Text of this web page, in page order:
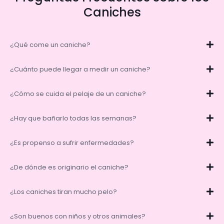
Caniches
¿Qué come un caniche?
¿Cuánto puede llegar a medir un caniche?
¿Cómo se cuida el pelaje de un caniche?
¿Hay que bañarlo todas las semanas?
¿Es propenso a sufrir enfermedades?
¿De dónde es originario el caniche?
¿Los caniches tiran mucho pelo?
¿Son buenos con niños y otros animales?